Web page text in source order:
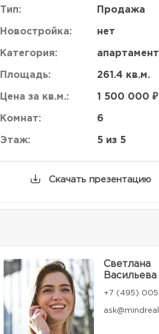
Тип: Продажа
Новостройка: нет
Категория:
Площадь: 261.4 кв.м.
Цена за кв.м.: 1 500 000 ₽
Комнат: 6
Этаж: 5 из 5
Скачать презентацию
Светлана
Васильева
+7 (495)